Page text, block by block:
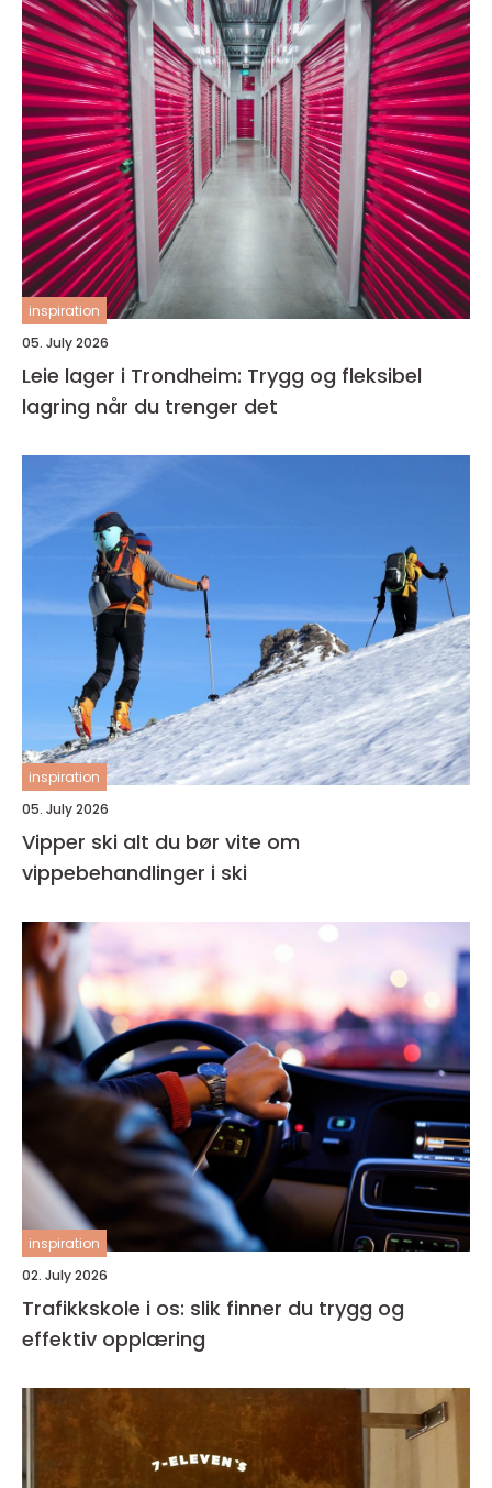
inspiration
05. July 2026
Leie lager i Trondheim: Trygg og fleksibel
lagring når du trenger det
inspiration
05. July 2026
Vipper ski alt du bør vite om
vippebehandlinger i ski
inspiration
02. July 2026
Trafikkskole i os: slik finner du trygg og
effektiv opplæring